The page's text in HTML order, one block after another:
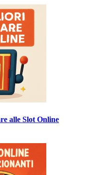
alle Slot Online